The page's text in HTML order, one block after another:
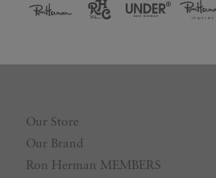
Our Store
Our Brand
Ron Herman MEMBERS